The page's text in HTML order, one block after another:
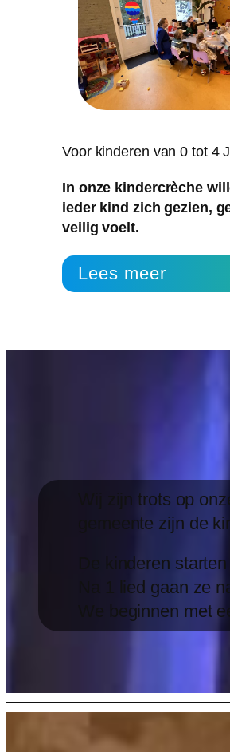
Voor kinderen van 0 tot 4
In onze kindercrèche
ieder kind zich gezien,
veilig voelt.
Lees meer
Wij zijn trots op
gemeente zijn de
De kinderen
Na 1 lied gaan ze
We beginnen met